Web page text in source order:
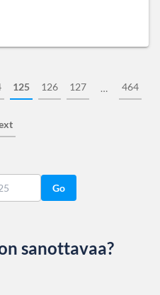
125 126 127 … 464
Go
sanottavaa?